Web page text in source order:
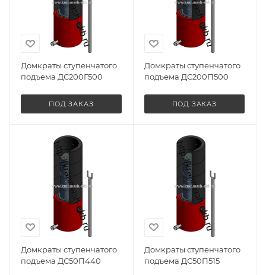
Домкраты ступенчатого
подъема ДС200Г500
ПОД ЗАКАЗ
Домкраты ступенчатого
подъема ДС200П500
ПОД ЗАКАЗ
Домкраты ступенчатого
подъема ДС50П440
Домкраты ступенчатого
подъема ДС50П515